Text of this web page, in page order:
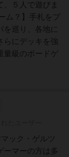
５人で遊びま
ム？】手札をプ
巡り、各地に
らにデッキを強
量級のボードゲ
ック・ゲルツ
ーマーの方は多